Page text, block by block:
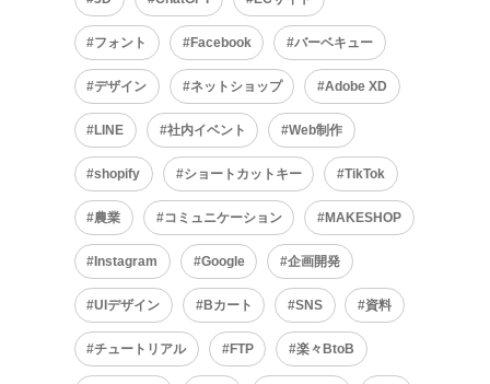
フォント Facebook バーベキュー
デザイン ネットショップ Adobe XD
LINE 社内イベント Web制作
shopify ショートカットキー TikTok
農業 コミュニケーション MAKESHOP
Instagram Google 企画開発
UIデザイン Bカート SNS 資料
チュートリアル FTP 楽々BtoB